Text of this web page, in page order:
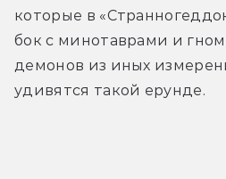
которые в
бок с минотаврами и
демонов из иных
удивятся такой ерунде.